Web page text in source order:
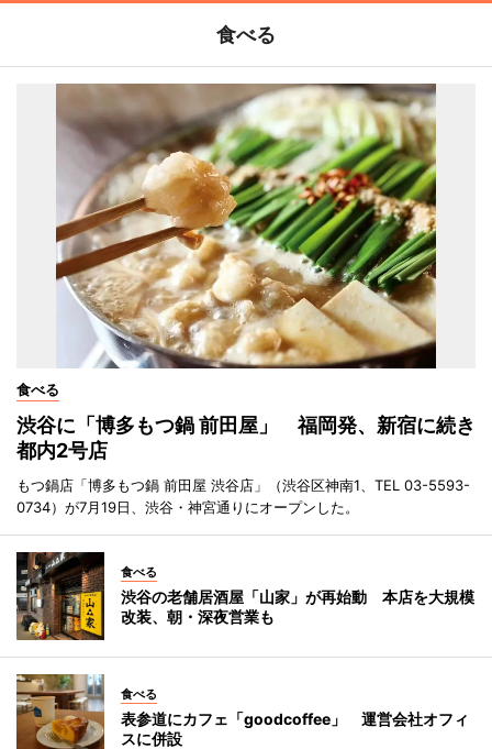
食べる
食べる
渋谷に「博多もつ鍋 前田屋」 福岡発、新宿に続き
都内2号店
もつ鍋店「博多もつ鍋 前田屋 渋谷店」（渋谷区神南1、TEL 03-5593-
0734）が7月19日、渋谷・神宮通りにオープンした。
食べる
渋谷の老舗居酒屋「山家」が再始動 本店を大規模
改装、朝・深夜営業も
食べる
表参道にカフェ「goodcoffee」 運営会社オフィ
スに併設